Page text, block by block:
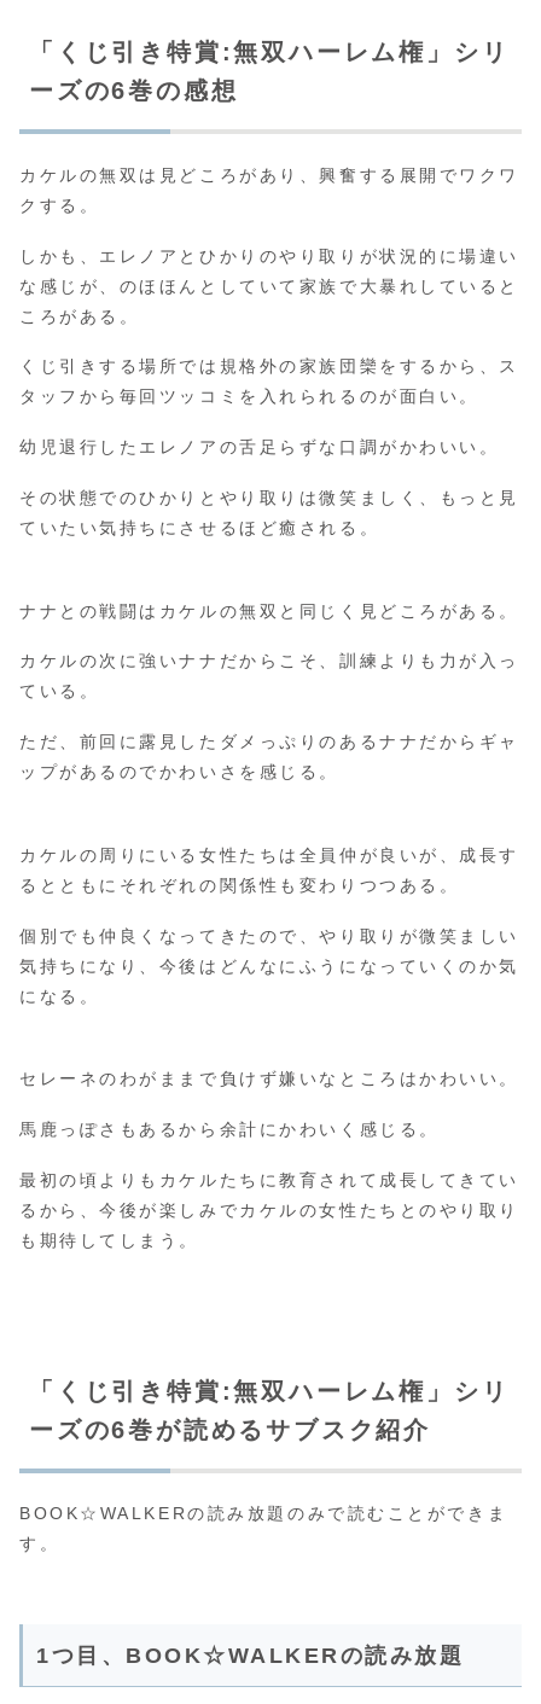
「くじ引き特賞:無双ハーレム権」シリ
ーズの6巻の感想
カケルの無双は見どころがあり、興奮する展開でワクワ
クする。
しかも、エレノアとひかりのやり取りが状況的に場違い
な感じが、のほほんとしていて家族で大暴れしていると
ころがある。
くじ引きする場所では規格外の家族団欒をするから、ス
タッフから毎回ツッコミを入れられるのが面白い。
幼児退行したエレノアの舌足らずな口調がかわいい。
その状態でのひかりとやり取りは微笑ましく、もっと見
ていたい気持ちにさせるほど癒される。
ナナとの戦闘はカケルの無双と同じく見どころがある。
カケルの次に強いナナだからこそ、訓練よりも力が入っ
ている。
ただ、前回に露見したダメっぷりのあるナナだからギャ
ップがあるのでかわいさを感じる。
カケルの周りにいる女性たちは全員仲が良いが、成長す
るとともにそれぞれの関係性も変わりつつある。
個別でも仲良くなってきたので、やり取りが微笑ましい
気持ちになり、今後はどんなにふうになっていくのか気
になる。
セレーネのわがままで負けず嫌いなところはかわいい。
馬鹿っぽさもあるから余計にかわいく感じる。
最初の頃よりもカケルたちに教育されて成長してきてい
るから、今後が楽しみでカケルの女性たちとのやり取り
も期待してしまう。
「くじ引き特賞:無双ハーレム権」シリ
ーズの6巻が読めるサブスク紹介
BOOK☆WALKERの読み放題のみで読むことができま
す。
1つ目、BOOK☆WALKERの読み放題